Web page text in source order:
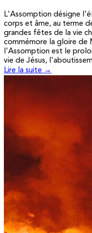
L'Assomption désigne
corps et âme, au terme
grandes fêtes de la vie
commémore la gloire de
l'Assomption est le
vie de Jésus,
Lire la suite →